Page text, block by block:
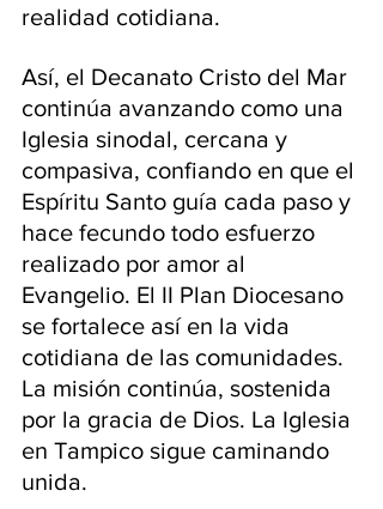
realidad cotidiana.
Así, el Decanato Cristo del Mar
continúa avanzando como una
Iglesia sinodal, cercana y
compasiva, confiando en que el
Espíritu Santo guía cada paso y
hace fecundo todo esfuerzo
realizado por amor al
Evangelio. El II Plan Diocesano
se fortalece así en la vida
cotidiana de las comunidades.
La misión continúa, sostenida
por la gracia de Dios. La Iglesia
en Tampico sigue caminando
unida.